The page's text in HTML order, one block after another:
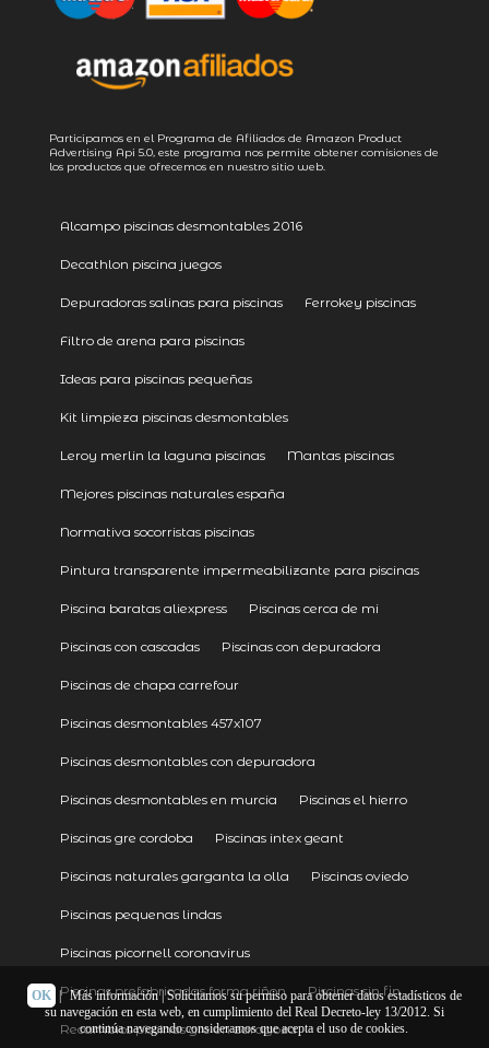
Participamos en el Programa de Afiliados de Amazon Product
Advertising Api 5.0, este programa nos permite obtener comisiones de
los productos que ofrecemos en nuestro sitio web.
Alcampo piscinas desmontables 2016
Decathlon piscina juegos
Depuradoras salinas para piscinas Ferrokey piscinas
Filtro de arena para piscinas
Ideas para piscinas pequeñas
Kit limpieza piscinas desmontables
Leroy merlin la laguna piscinas Mantas piscinas
Mejores piscinas naturales españa
Normativa socorristas piscinas
Pintura transparente impermeabilizante para piscinas
Piscina baratas aliexpress Piscinas cerca de mi
Piscinas con cascadas Piscinas con depuradora
Piscinas de chapa carrefour
Piscinas desmontables 457x107
Piscinas desmontables con depuradora
Piscinas desmontables en murcia Piscinas el hierro
Piscinas gre cordoba Piscinas intex geant
Piscinas naturales garganta la olla Piscinas oviedo
Piscinas pequenas lindas
Piscinas picornell coronavirus
Piscinas prefabricadas forma riñon Piscinas sin fin
Recambios piscinas gre en zaragoza
OK | Más información| Solicitamos su permiso para obtener datos estadísticos de
su navegación en esta web, en cumplimiento del Real Decreto-ley 13/2012. Si
continúa navegando consideramos que acepta el uso de cookies.